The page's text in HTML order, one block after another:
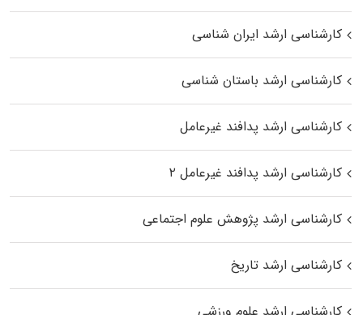
کارشناسی ارشد ایران شناسی
کارشناسی ارشد باستان شناسی
کارشناسی ارشد پدافند غیرعامل
کارشناسی ارشد پدافند غیرعامل ۲
کارشناسی ارشد پژوهش علوم اجتماعی
کارشناسی ارشد تاریخ